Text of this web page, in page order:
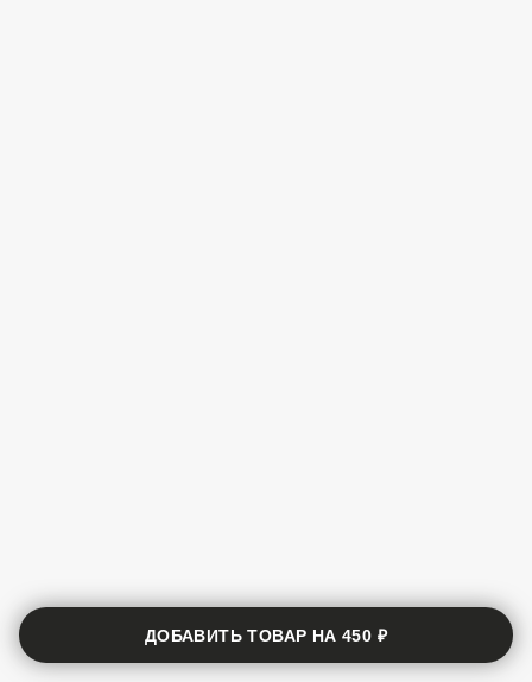
ДОБАВИТЬ ТОВАР НА450 ₽